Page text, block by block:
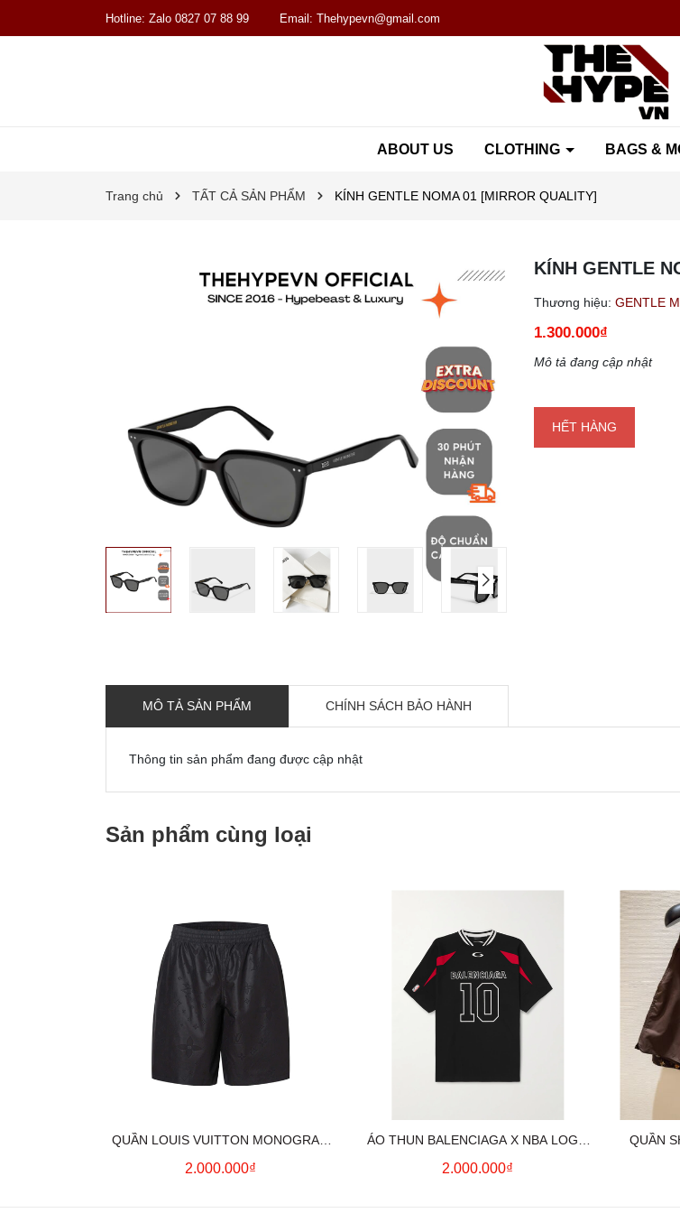
Hotline: Zalo 0827 07 88 99 Email: Thehypevn@gmail.com
ABOUT US CLOTHING BAGS &
Trang chủ TẤT CẢ SẢN PHẨM KÍNH GENTLE NOMA 01 [MIRROR QUALITY]
KÍNH GENTLE
Thương hiệu: GENTLE
1.300.000₫
Mô tả đang cập nhật
HẾT HÀNG
MÔ TẢ SẢN PHẨM CHÍNH SÁCH BẢO HÀNH
Thông tin sản phẩm đang được cập nhật
Sản phẩm cùng loại
QUẦN LOUIS VUITTON MONOGRAM
MOIRE JACQUARD SILK SHORTS IN
2.000.000₫
ÁO THUN BALENCIAGA X NBA LOGO
COTTON JERSEY T-SHIRT
2.000.000₫
QUẦN